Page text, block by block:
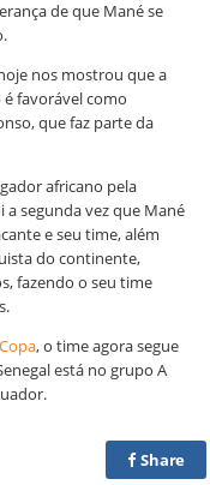
de que Mané se
nos mostrou que a
favorável como
que faz parte da
africano pela
a segunda vez que Mané
e seu time, além
do continente,
fazendo o seu time
Copa, o time agora segue
está no grupo A
Share